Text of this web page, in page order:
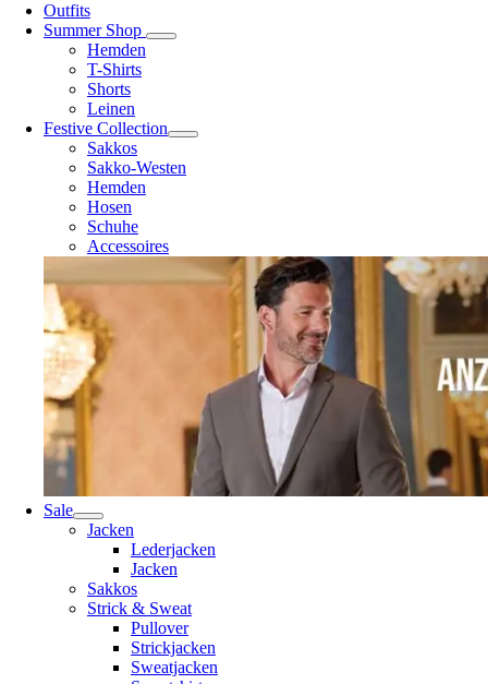
Outfits
Summer Shop
Hemden
T-Shirts
Shorts
Leinen
Festive Collection
Sakkos
Sakko-Westen
Hemden
Hosen
Schuhe
Accessoires
Sale
Jacken
Lederjacken
Jacken
Sakkos
Strick & Sweat
Pullover
Strickjacken
Sweatjacken